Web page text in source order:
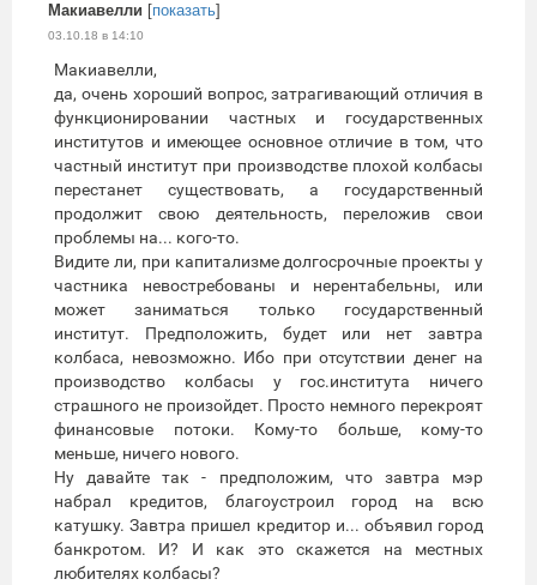
Макиавелли [показать]
03.10.18 в 14:10
Макиавелли,
да, очень хороший вопрос, затрагивающий отличия в
функционировании частных и государственных
институтов и имеющее основное отличие в том, что
частный институт при производстве плохой колбасы
перестанет существовать, а государственный
продолжит свою деятельность, переложив свои
проблемы на... кого-то.
Видите ли, при капитализме долгосрочные проекты у
частника невостребованы и нерентабельны, или
может заниматься только государственный
институт. Предположить, будет или нет завтра
колбаса, невозможно. Ибо при отсутствии денег на
производство колбасы у гос.института ничего
страшного не произойдет. Просто немного перекроят
финансовые потоки. Кому-то больше, кому-то
меньше, ничего нового.
Ну давайте так - предположим, что завтра мэр
набрал кредитов, благоустроил город на всю
катушку. Завтра пришел кредитор и... объявил город
банкротом. И? И как это скажется на местных
любителях колбасы?